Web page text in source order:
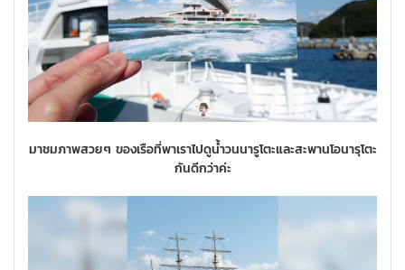
มาชมภาพสวยๆ ของเรือที่พาเราไปดูน้ำวนนารูโตะและสะพานโอนารุโตะ
กันดีกว่าค่ะ